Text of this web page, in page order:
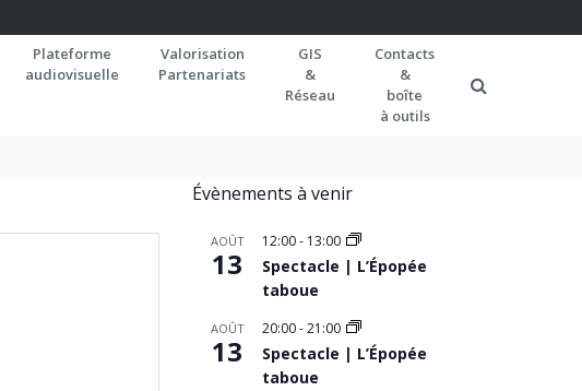
Plateforme
audiovisuelle
Valorisation
Partenariats
GIS
&
Réseau
Contacts
&
boîte
à outils
Évènements à venir
AOÛT
13
12:00- 13:00
Spectacle | L’Épopée
taboue
AOÛT
13
20:00-21:00
Spectacle | L’Épopée
taboue